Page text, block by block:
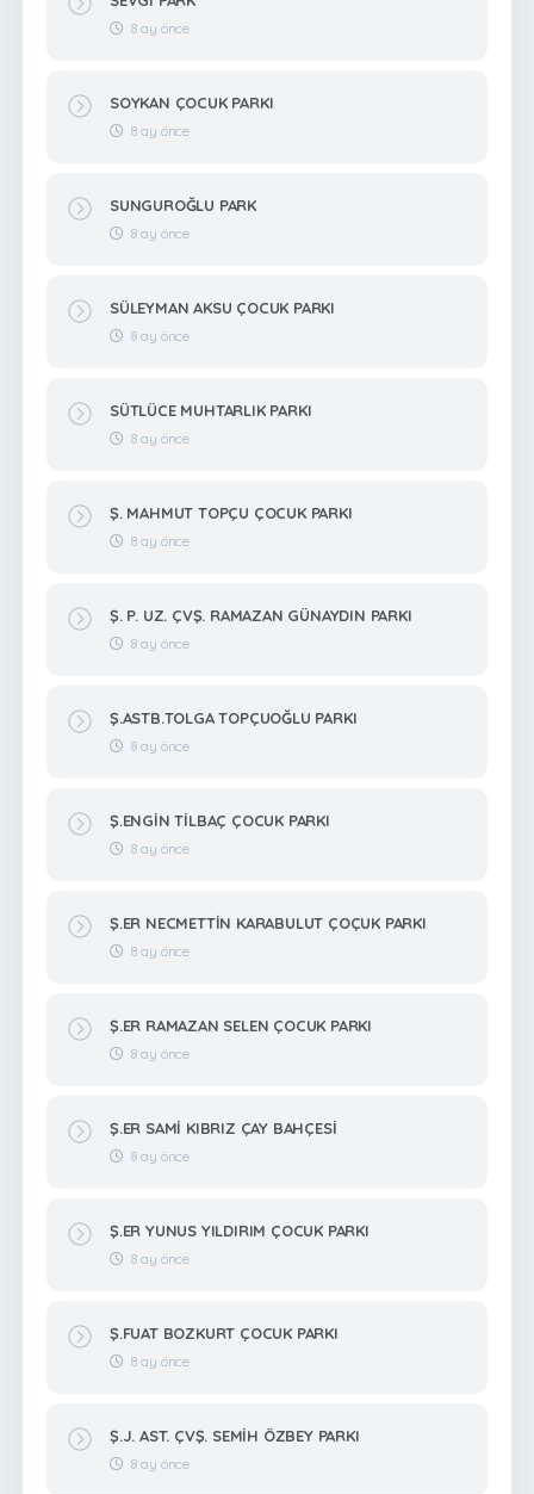
8 ay önce
SOYKAN ÇOCUK PARKI
8 ay önce
SUNGUROĞLU PARK
8 ay önce
SÜLEYMAN AKSU ÇOCUK PARKI
8 ay önce
SÜTLÜCE MUHTARLIK PARKI
8 ay önce
Ş. MAHMUT TOPÇU ÇOCUK PARKI
8 ay önce
Ş. P. UZ. ÇVŞ. RAMAZAN GÜNAYDIN PARKI
8 ay önce
Ş.ASTB.TOLGA TOPÇUOĞLU PARKI
8 ay önce
Ş.ENGİN TİLBAÇ ÇOCUK PARKI
8 ay önce
Ş.ER NECMETTİN KARABULUT ÇOÇUK PARKI
8 ay önce
Ş.ER RAMAZAN SELEN ÇOCUK PARKI
8 ay önce
Ş.ER SAMİ KIBRIZ ÇAY BAHÇESİ
8 ay önce
Ş.ER YUNUS YILDIRIM ÇOCUK PARKI
8 ay önce
Ş.FUAT BOZKURT ÇOCUK PARKI
8 ay önce
Ş.J. AST. ÇVŞ. SEMİH ÖZBEY PARKI
8 ay önce